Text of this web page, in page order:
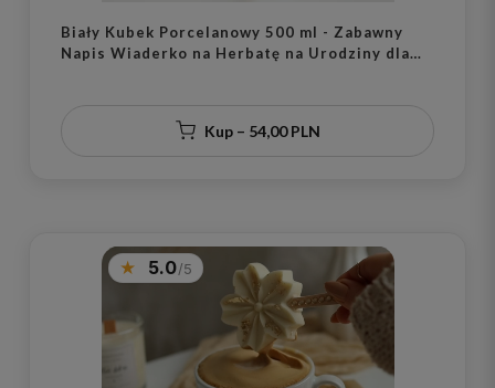
Biały Kubek Porcelanowy 500 ml - Zabawny
Napis Wiaderko na Herbatę na Urodziny dla
Kup – 54,00 PLN
5.0